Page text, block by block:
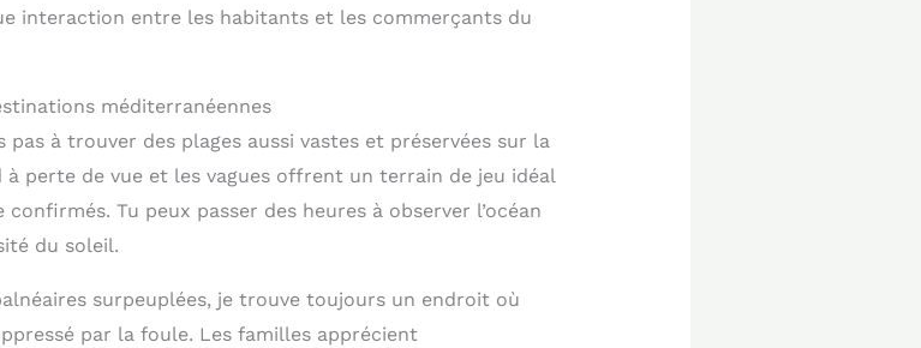
interaction entre les habitants et les commerçants du
méditerranéennes
pas à trouver des plages aussi vastes et préservées sur la
à perte de vue et les vagues offrent un terrain de jeu idéal
Tu peux passer des heures à observer l’océan
du soleil.
surpeuplées, je trouve toujours un endroit où
par la foule. Les familles apprécient